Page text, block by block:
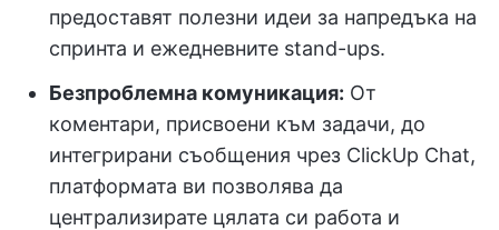
предоставят полезни идеи за напредъка на
спринта и ежедневните stand-ups.
Безпроблемна комуникация: От
коментари, присвоени към задачи, до
интегрирани съобщения чрез ClickUp Chat,
платформата ви позволява да
централизирате цялата си работа и